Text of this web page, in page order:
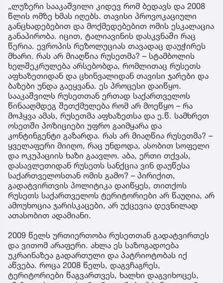
„ლუზერი სააკაშვილი კიდევ რომ ბედავს და 2008
წლის ომზე ხმას იღებს. თავისი პროვოკაციული
განცხადებებით და მოქმედებებით ომის ესკალაცია
განაპირობა. იცით, ტალიავინის დასკვნაში რაც
წერია. ევროპის რეზოლუციას თავადაც დაუჭირეს
მხარი. რას არ მიაღწია რუსეთმა? – სტამბოლის
ხელშეკრულება არსებობდა, რომლითაც რუსეთს
აფხაზეთიდან და ცხინვალიდან თავისი ჯარები და
ბაზები უნდა გაეყვანა. ეს პროცესი დაიწყო.
სააკაშვილს რუსეთთან ერთად საქართველოს
წინააღმდეგ შეთქმულება რომ არ მოეწყო – რა
მოჰყვა ამას, რუსეთმა აფხაზეთსა და ე.წ. სამხრეთ
ოსეთში პოზიციები უფრო გაიმყარა და
კონტინგენტი გაზარდა. რას არ მიაღწია რუსეთმა? –
ყველაფერი მიიღო, რაც უნდოდა, ასობით სოფელი
და ოკუპაციის ხაზი გაავლო. აბა, ერთი თქვას,
დასავლეთიდან რუსეთს სანქცია ვინ დაუწესა
საქართველოსთან ომის გამო? – პირიქით,
გადატვირთვის პოლიტიკა დაიწყეს, თითქოს
რუსეთს საქართველოს ტერიტორიები არ წაუღია, არ
ამოუხოცია ჯარისკაცები, არ უქცევია დევნილად
ათასობით ადამიანი.
2009 წელს ურთიერთობა რუსეთთან გადატვირთეს
და ვითომ არაფერი. ახლა ეს საზოგადოება
უკრაინაზეა გადართული და პატრიოტობას იქ
აწვება. როცა 2008 წელს, დაგვჩაგრეს,
ტერიტორიები წაგვართვეს, ხალხი დაგვიხოცეს,